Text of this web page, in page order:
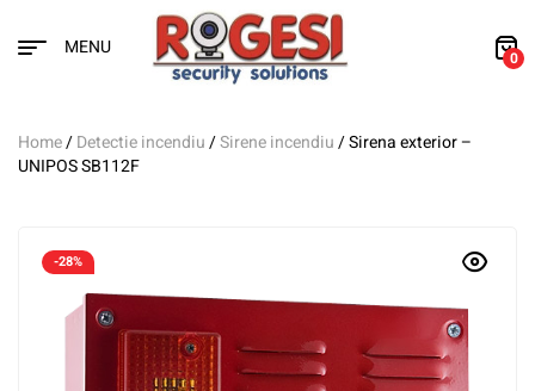
MENU 0
Home/Detectie incendiu/Sirene incendiu/ Sirena exterior –
UNIPOS SB112F
-28%